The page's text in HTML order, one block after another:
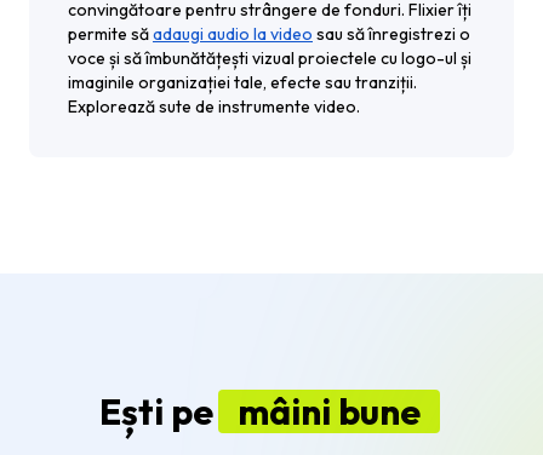
convingătoare pentru strângere de fonduri. Flixier îți
permite săadaugi audio la video sau să înregistrezi o
voce și să îmbunătățești vizual proiectele cu logo-ul și
imaginile organizației tale, efecte sau tranziții.
Explorează sute de instrumente video.
Ești pe mâini bune